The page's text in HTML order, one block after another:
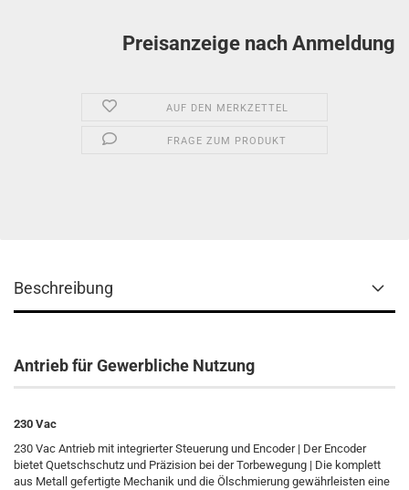
Preisanzeige nach Anmeldung
AUF DEN MERKZETTEL
FRAGE ZUM PRODUKT
Beschreibung
Antrieb für Gewerbliche Nutzung
230 Vac
230 Vac Antrieb mit integrierter Steuerung und Encoder | Der Encoder
bietet Quetschschutz und Präzision bei der Torbewegung | Die komplett
aus Metall gefertigte Mechanik und die Ölschmierung gewährleisten eine